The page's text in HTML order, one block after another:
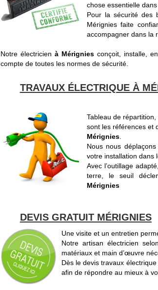
chose essentielle
Pour la sécurité des
Mérignies faite
accompagner dans la
Notre électricien à Mérignies conçoit, installe,
compte de toutes les normes de sécurité.
TRAVAUX ÉLECTRIQUE À
Tableau de
sont les références et
Mérignies.
Nous nous
votre installation dans
Avec l’outillage
terre, le seuil
Mérignies
DEVIS GRATUIT MÉRIGNIES
Une visite et un entretien
Notre artisan électricien
matériaux et main d’œuvre
Dès le devis travaux
afin de répondre au mieux à